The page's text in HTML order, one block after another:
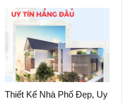
Thiết Kế Nhà Phố Đẹp, Uy